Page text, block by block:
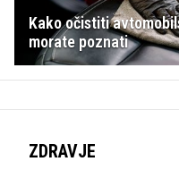
Kako očistiti
morate poznati
ZDRAVJE